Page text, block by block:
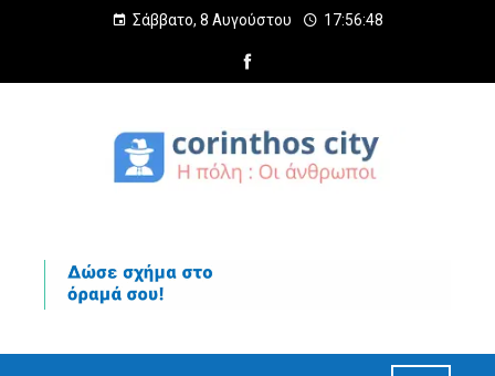
Σάββατο, 8 Αυγούστου 17:56:49